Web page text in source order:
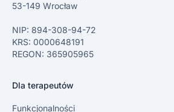
53-149 Wrocław
NIP: 894-308-94-72
KRS: 0000648191
REGON: 365905965
Dla terapeutów
Funkcjonalności